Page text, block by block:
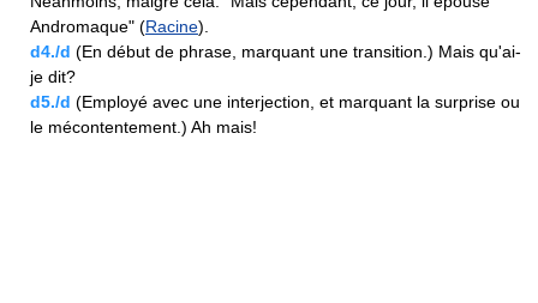
Andromaque" (Racine).
d4./d (En début de phrase, marquant une transition.) Mais qu'ai-
je dit?
d5./d (Employé avec une interjection, et marquant la surprise ou
le mécontentement.) Ah mais!